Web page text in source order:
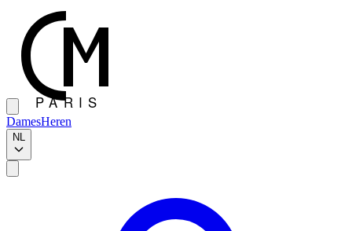
DamesHeren
NL